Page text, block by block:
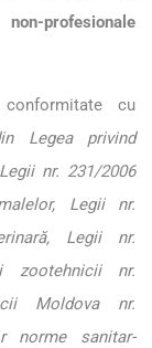
profesionale
cu
Legea privind
nr. 231/2006
Legii nr.
Legii nr.
zootehnicii nr.
Moldova nr.
norme sanitar-